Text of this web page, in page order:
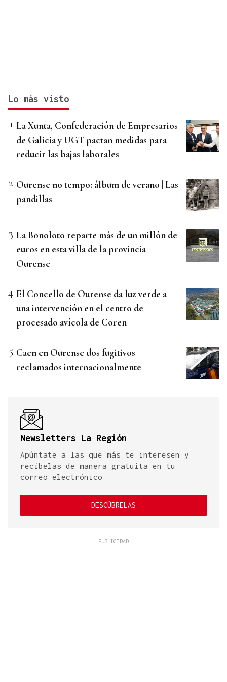
Lo más visto
La Xunta, Confederación de Empresarios
de Galicia y UGT pactan medidas para
reducir las bajas laborales
Ourense no tempo: álbum de verano | Las
pandillas
La Bonoloto reparte más de un millón de
euros en esta villa de la provincia
Ourense
El Concello de Ourense da luz verde a
una intervención en el centro de
procesado avícola de Coren
Caen en Ourense dos fugitivos
reclamados internacionalmente
Newsletters La Región
Apúntate a las que más te interesen y
recíbelas de manera gratuita en tu
correo electrónico
DESCÚBRELAS